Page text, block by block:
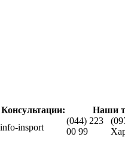
Консультации:
Наши
info-insport
(044) 223
00 99